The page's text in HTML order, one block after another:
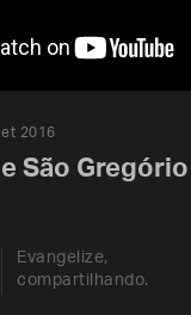
2016
São
Evangelize,
compartilhando.